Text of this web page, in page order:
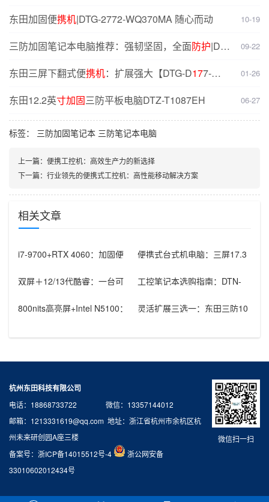
东田加固便携机|DTG-2772-WQ370MA 随心而动 10-19
三防加固笔记本电脑推荐：强韧坚固，全面防护|DT-
09-22
东田三屏下翻式便携机：扩展强大【DTG-D177-
01-26
东田12.2英寸加固三防平板电脑DTZ-T1087EH 06-27
标签： 三防加固笔记本 三防笔记本电脑
上一篇： 便携工控机：高效生产力的新选择
下一篇： 行业领先的便携式工控机：高性能移动解决方案
相关文章
i7-9700+RTX 4060：加固便
便携式台式机电脑：三屏17.3
能现
双屏＋12/13代酷睿：一台可
现场
工控笔记本选购指南：DTN-
打
800nits高亮屏+Intel N5100：
灵活扩展三选一：东田三防10
微信扫一扫
杭州东田科技有限公司
电话：18868733722 微信：13357144012
邮箱：1213331619@qq.com 地址：浙江省杭州市余杭区杭
州未来研创园A座三楼
备案号： 浙ICP备14015512号-4
浙公网安备
33010602012434号